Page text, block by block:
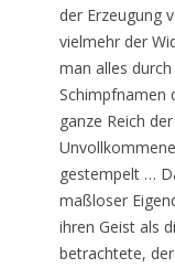
der Erzeugung
vielmehr der
man alles
Schimpfnamen
ganze Reich
gestempelt …
maßloser
ihren Geist als
betrachtete,